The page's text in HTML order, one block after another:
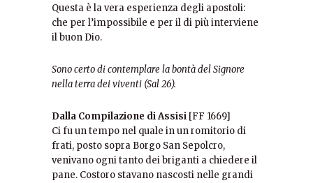
Questa è la vera esperienza degli apostoli:
che per l’impossibile e per il di più interviene
il buon Dio.
Sono certo di contemplare la bontà del Signore
nella terra dei viventi (Sal 26).
Dalla Compilazione di Assisi [FF 1669]
Ci fu un tempo nel quale in un romitorio di
frati, posto sopra Borgo San Sepolcro,
venivano ogni tanto dei briganti a chiedere il
pane. Costoro stavano nascosti nelle grandi